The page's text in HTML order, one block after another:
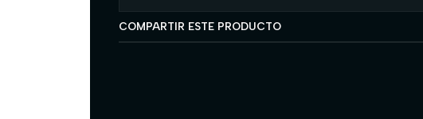
COMPARTIR ESTE PRODUCTO